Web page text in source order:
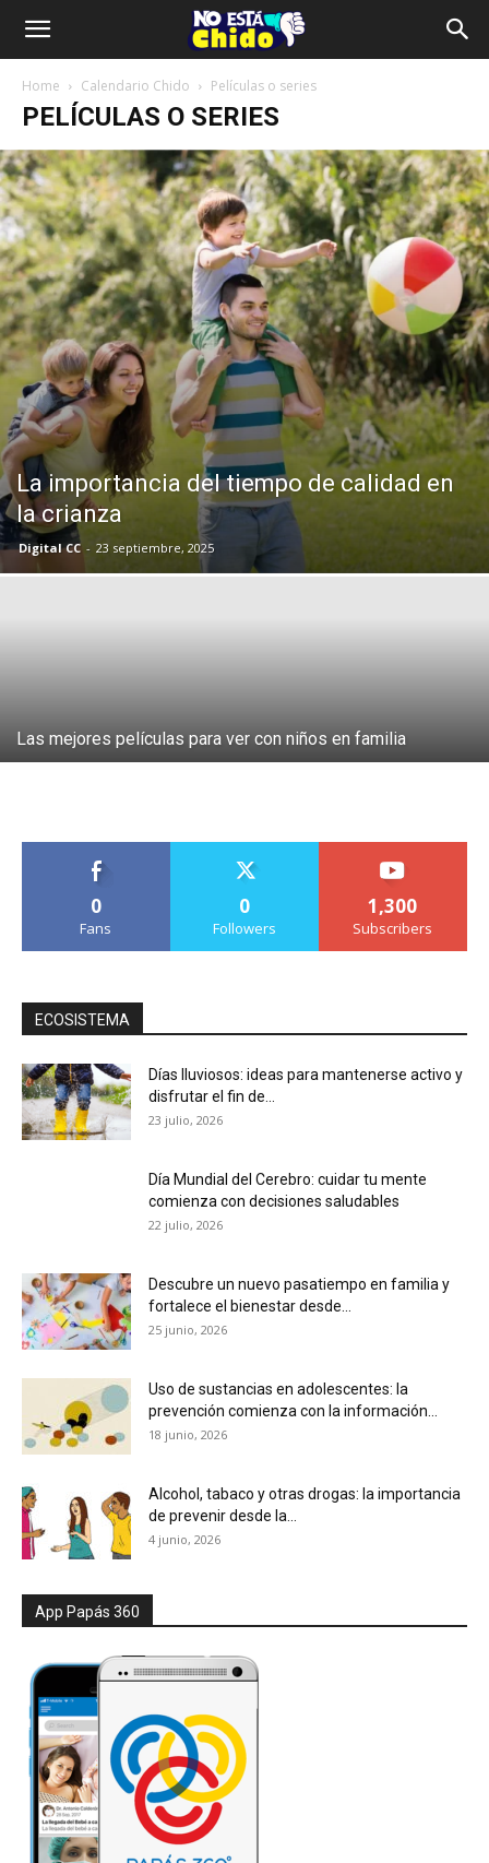
Home Calendario Chido Películas o series
PELÍCULAS O SERIES
La importancia del tiempo de calidad en
la crianza
Digital CC - 23 septiembre, 2025
Las mejores películas para ver con niños en familia
0
Fans
0
Followers
1,300
Subscribers
ECOSISTEMA
Días lluviosos: ideas para mantenerse activo y
disfrutar el fin de...
23 julio, 2026
Día Mundial del Cerebro: cuidar tu mente
comienza con decisiones saludables
22 julio, 2026
Descubre un nuevo pasatiempo en familia y
fortalece el bienestar desde...
25 junio, 2026
Uso de sustancias en adolescentes: la
prevención comienza con la información...
18 junio, 2026
Alcohol, tabaco y otras drogas: la importancia
de prevenir desde la...
4 junio, 2026
App Papás 360